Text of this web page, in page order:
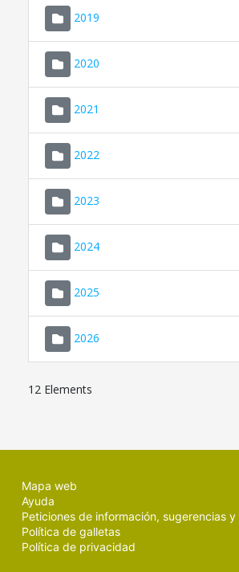
2019
2020
2021
2022
2023
2024
2025
2026
12 Elements
Mapa web
Ayuda
Peticiones de información, sugerencias y
Política de galletas
Política de privacidad